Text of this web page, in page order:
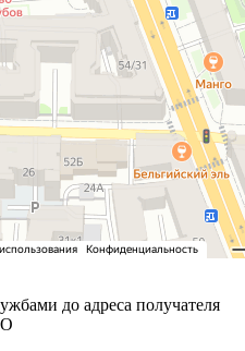
до адреса получателя